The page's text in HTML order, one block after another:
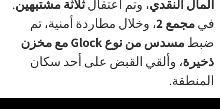
المال النقدي، وتم اعتقالثلاثة مشتبهين.
في مجمع 2
، وخلال مطاردة أمنية، تم
ضبط
مسدس من نوع Glock مع مخزن
ذخيرة، وألقي القبض على أحد سكان
المنطقة.